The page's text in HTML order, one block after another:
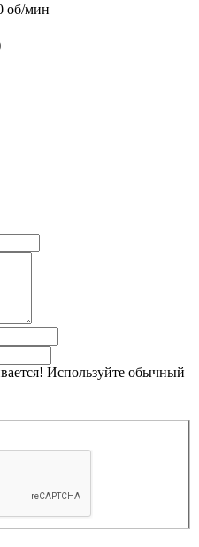
об/мин
Используйте обычный